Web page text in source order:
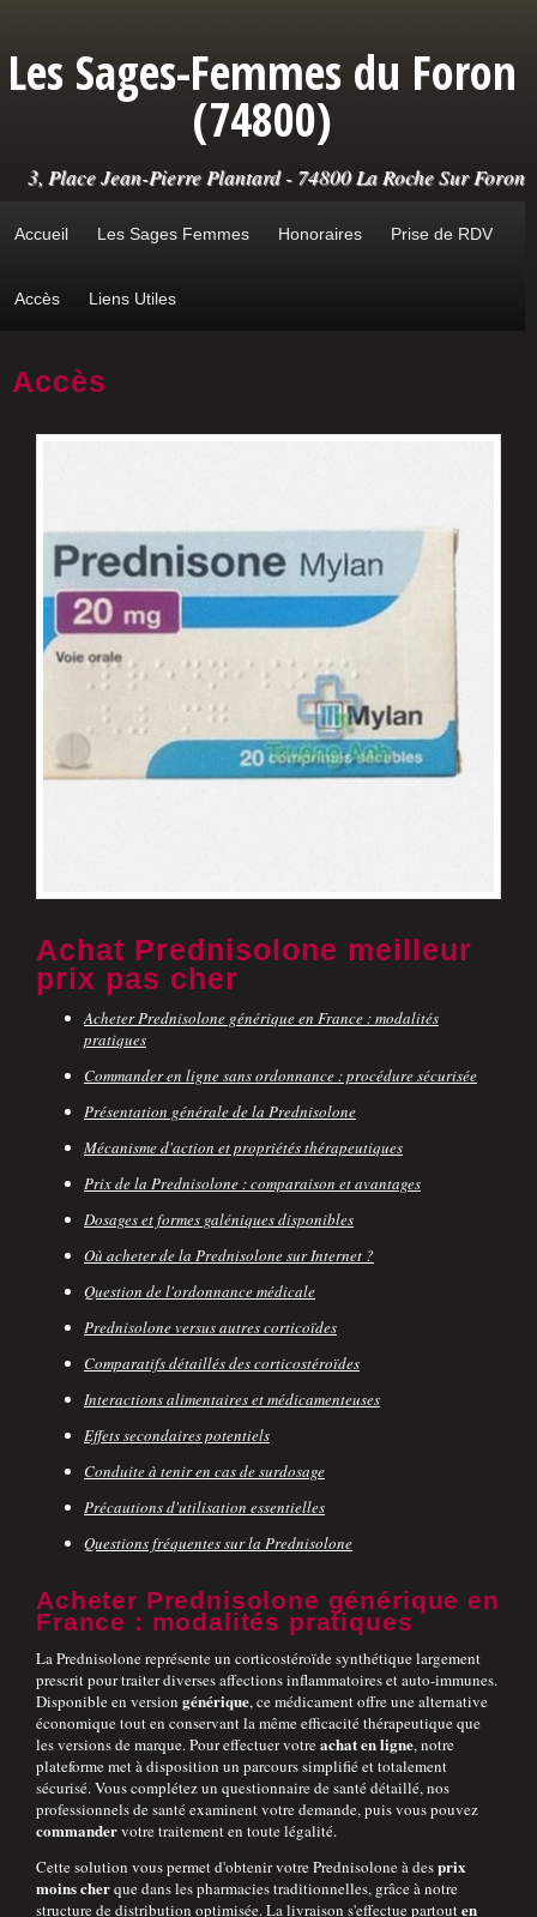
Les Sages-Femmes du Foron
(74800)
3, Place Jean-Pierre Plantard - 74800 La Roche Sur Foron
Accueil Les Sages Femmes Honoraires Prise de RDV
Accès Liens Utiles
Accès
Achat Prednisolone meilleur
prix pas cher
Acheter Prednisolone générique en France : modalités
pratiques
Commander en ligne sans ordonnance : procédure sécurisée
Présentation générale de la Prednisolone
Mécanisme d'action et propriétés thérapeutiques
Prix de la Prednisolone : comparaison et avantages
Dosages et formes galéniques disponibles
Où acheter de la Prednisolone sur Internet ?
Question de l'ordonnance médicale
Prednisolone versus autres corticoïdes
Comparatifs détaillés des corticostéroïdes
Interactions alimentaires et médicamenteuses
Effets secondaires potentiels
Conduite à tenir en cas de surdosage
Précautions d'utilisation essentielles
Questions fréquentes sur la Prednisolone
Acheter Prednisolone générique en
France : modalités pratiques
La Prednisolone représente un corticostéroïde synthétique largement
prescrit pour traiter diverses affections inflammatoires et auto-immunes.
Disponible en version générique, ce médicament offre une alternative
économique tout en conservant la même efficacité thérapeutique que
les versions de marque. Pour effectuer votreachaten ligne, notre
plateforme met à disposition un parcours simplifié et totalement
sécurisé. Vous complétez un questionnaire de santé détaillé, nos
professionnels de santé examinent votre demande, puis vous pouvez
commandervotre traitement en toute légalité.
Cette solution vous permet d'obtenir votre Prednisolone à desprix
moins cherque dans les pharmacies traditionnelles, grâce à notre
structure de distribution optimisée. La livraison s'effectue partouten